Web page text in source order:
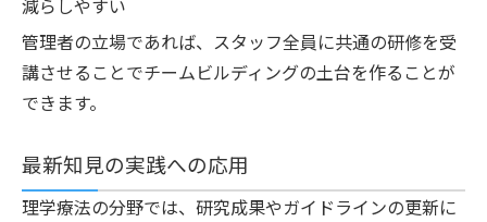
管理者の立場であれば、スタッフ全員に共通の研修を受
講させることでチームビルディングの土台を作ることが
できます。
最新知見の実践への応用
理学療法の分野では、研究成果やガイドラインの更新に